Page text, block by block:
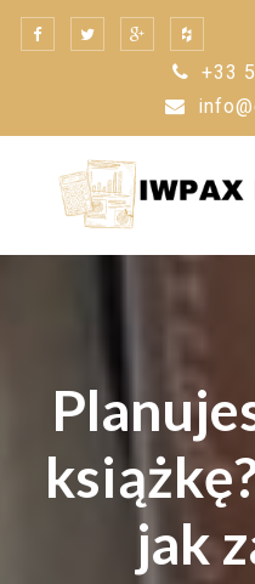
Skip
+33
jak